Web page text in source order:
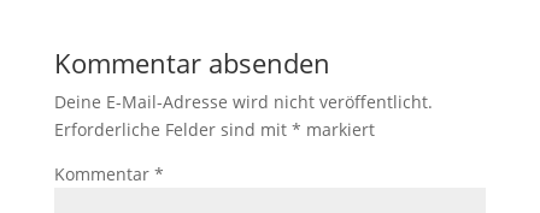
Kommentar absenden
Deine E-Mail-Adresse wird nicht veröffentlicht.
Erforderliche Felder sind mit * markiert
Kommentar *